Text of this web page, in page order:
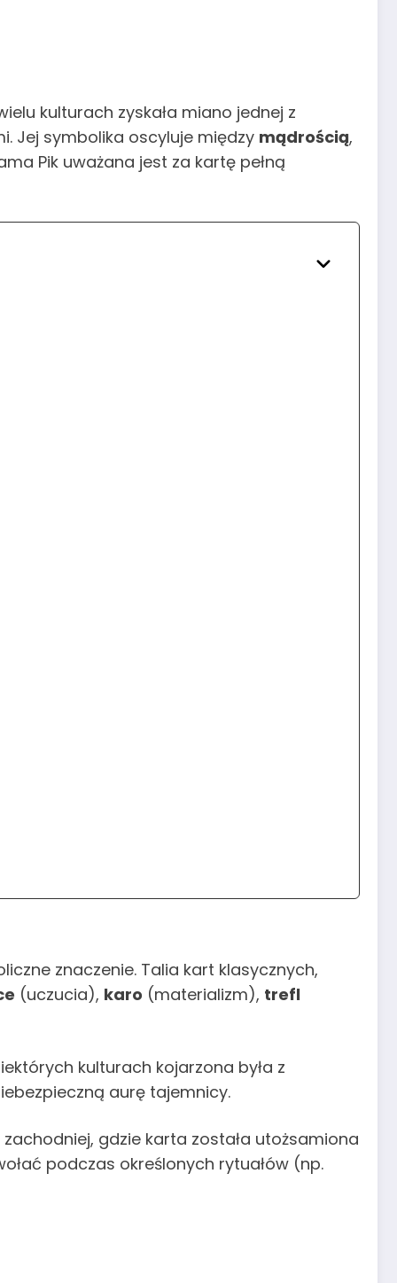
kulturach zyskała miano jednej z
Jej symbolika oscyluje między mądrością,
Pik uważana jest za kartę pełną
znaczenie. Talia kart klasycznych,
(uczucia), karo (materializm), trefl
kulturach kojarzona była z
aurę tajemnicy.
gdzie karta została utożsamiona
podczas określonych rytuałów (np.